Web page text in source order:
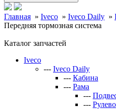
Главная » Iveco » Iveco Daily »
Передняя тормозная система
Каталог запчастей
Iveco
--- Iveco Daily
--- Кабина
--- Рама
---
---